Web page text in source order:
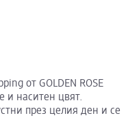
от GOLDEN ROSE
и наситен цвят.
през целия ден и се